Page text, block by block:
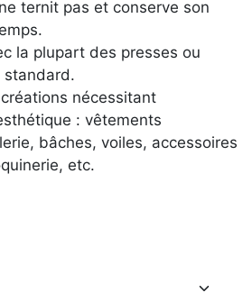
ternit pas et conserve son
la plupart des presses ou
standard.
nécessitant
: vêtements
bâches, voiles, accessoires
etc.